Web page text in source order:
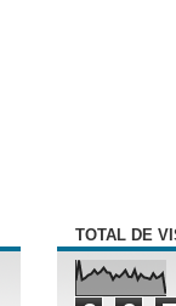
TOTAL DE